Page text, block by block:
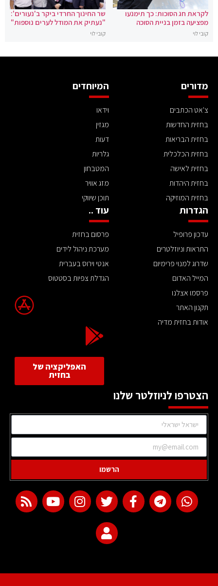
לקראת חג הסוכות: כך תימנעו
מפציעה בזמן בניית הסוכה
קובי לוי
שר החינוך החרדי ביקר ב'נעורים':
"נעתיק את המודל לערים נוספות"
קובי לוי
מדורים
צ'אט הכתבים
בחזית החדשות
בחזית הבריאות
בחזית הכלכלית
בחזית לאישה
בחזית היהדות
בחזית המוזיקה
המיוחדים
וידאו
מגזין
דעות
גלריות
המטבחון
מזג אוויר
תוכן שיווקי
הגדרות
עדכון פרופיל
התראות וניוזלטרים
שדרוג למנוי פרימיום
המייל האדום
פרסמו אצלנו
תקנון האתר
אודות בחזית מדיה
עוד ..
פרסום בחזית
מערכת ניהול לידים
אנטי וירוס בעברית
הגדלת צפיות בסטטוס
האפליקציה של
בחזית
הצטרפו לניוזלטר שלנו
הרשמו